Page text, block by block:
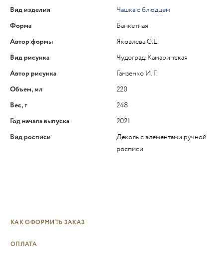
Вид изделия
Чашка с блюдцем
Форма
Банкетная
Автор формы
Яковлева С.Е.
Вид рисунка
Чудоград. Камаринская
Автор рисунка
Ганзенко И. Г.
Объем, мл
220
Вес, г
248
Год начала выпуска
2021
Вид росписи
Деколь с элементами ручной
росписи
КАК ОФОРМИТЬ ЗАКАЗ
ОПЛАТА